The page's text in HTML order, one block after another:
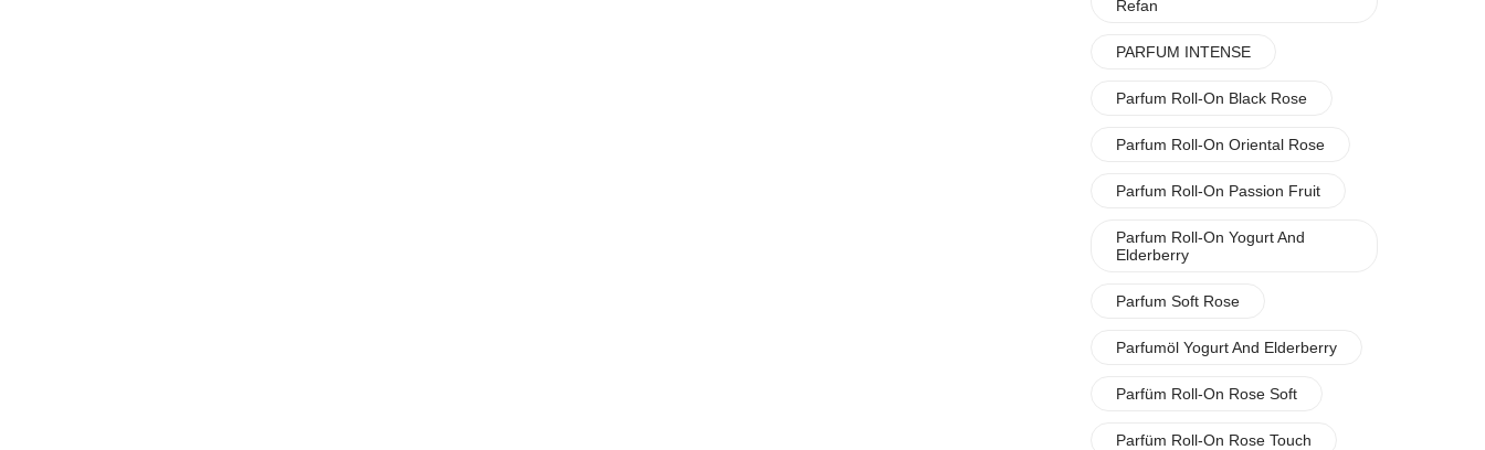
Refan
PARFUM INTENSE
Parfum Roll-On Black Rose
Parfum Roll-On Oriental Rose
Parfum Roll-On Passion Fruit
Parfum Roll-On Yogurt And
Elderberry
Parfum Soft Rose
Parfumöl Yogurt And Elderberry
Parfüm Roll-On Rose Soft
Parfüm Roll-On Rose Touch